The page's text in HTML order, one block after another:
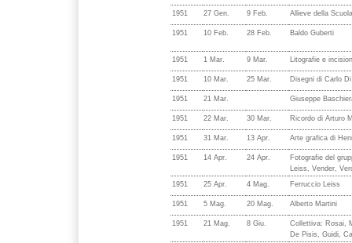
1951 27 Gen. 9 Feb. Allieve della
1951 10 Feb. 28 Feb. Baldo Guberti
1951 1 Mar. 9 Mar. Litografie e
1951 10 Mar. 25 Mar. Disegni di Carlo
1951 21 Mar. Giuseppe
1951 22 Mar. 30 Mar. Ricordo di Arturo
1951 31 Mar. 13 Apr. Arte grafica di
1951 14 Apr. 24 Apr.
Fotografie del
Leiss, Vender,
1951
25 Apr. 4 Mag. Ferruccio Leiss
1951 5 Mag. 20 Mag. Alberto Martini
1951 21 Mag. 8 Giu.
Collettiva: Rosai,
De Pisis, Guidi,